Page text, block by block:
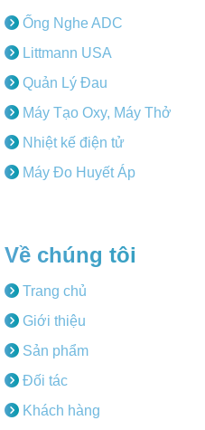
Ống Nghe ADC
Littmann USA
Quản Lý Đau
Máy Tạo Oxy, Máy Thở
Nhiệt kế điện tử
Máy Đo Huyết Áp
Về chúng tôi
Trang chủ
Giới thiệu
Sản phẩm
Đối tác
Khách hàng